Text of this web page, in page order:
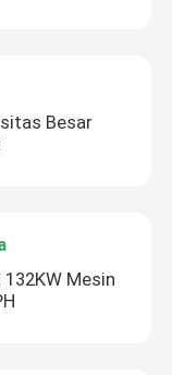
Besar
Mesin